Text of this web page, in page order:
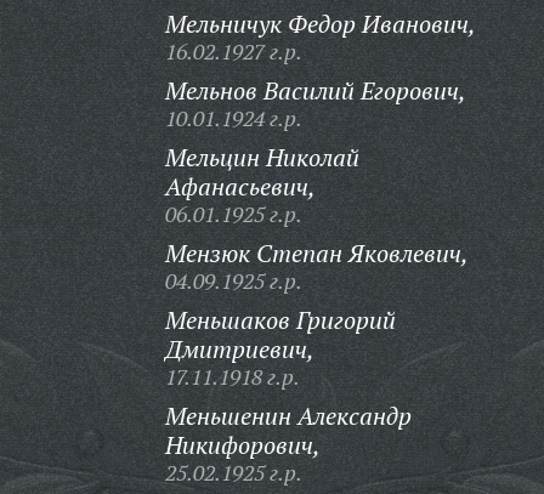
Мельничук Федор Иванович,
16.02.1927 г.р.
Мельнов Василий Егорович,
10.01.1924 г.р.
Мельцин Николай
Афанасьевич,
06.01.1925 г.р.
Мензюк Степан Яковлевич,
04.09.1925 г.р.
Меньшаков Григорий
Дмитриевич,
17.11.1918 г.р.
Меньшенин Александр
Никифорович,
25.02.1925 г.р.